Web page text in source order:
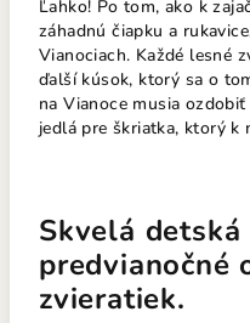
Ľahko! Po tom, ako k
záhadnú čiapku a
Vianociach. Každé lesné
ďalší kúsok, ktorý sa o
na Vianoce musia
jedlá pre škriatka, ktorý k
Skvelá
predvianočné
zvieratiek.